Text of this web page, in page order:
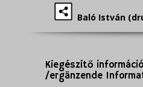
Baló István
Kiegészítő
/ergänzende